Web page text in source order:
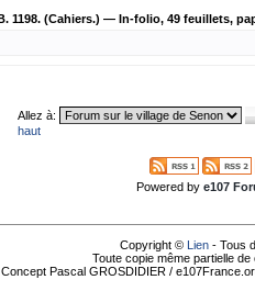
1198. (Cahiers.) — In-folio, 49 feuillets,
Allez à:
haut
Powered by e107
Copyright © Lien- Tous
Toute copie même partielle
Concept Pascal GROSDIDIER /